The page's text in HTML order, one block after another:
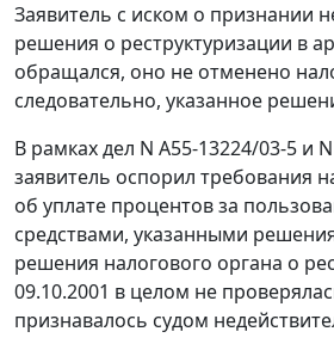
Заявитель с иском о признании
решения о реструктуризации в
обращался, оно не отменено
следовательно, указанное
В рамках дел N А55-13224/03-5 и
заявитель оспорил требования
об уплате процентов за
средствами, указанными
решения налогового органа о
09.10.2001 в целом не
признавалось судом